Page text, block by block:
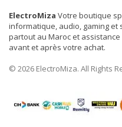
ElectroMiza Votre boutique
informatique, audio, gaming
partout au Maroc et
avant et après votre achat.
© 2026 ElectroMiza. All Rights